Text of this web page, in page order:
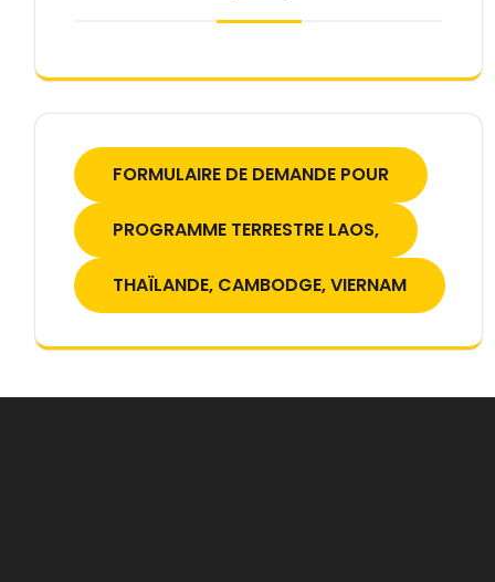
FORMULAIRE DE DEMANDE POUR
PROGRAMME TERRESTRE LAOS,
THAÏLANDE, CAMBODGE, VIERNAM